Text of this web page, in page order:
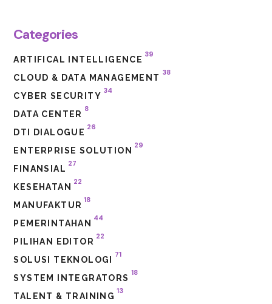
Categories
ARTIFICAL INTELLIGENCE
39
CLOUD & DATA MANAGEMENT
38
CYBER SECURITY
34
DATA CENTER
8
DTI DIALOGUE
26
ENTERPRISE SOLUTION
29
FINANSIAL
27
KESEHATAN
22
MANUFAKTUR
18
PEMERINTAHAN
44
PILIHAN EDITOR
22
SOLUSI TEKNOLOGI
71
SYSTEM INTEGRATORS
18
TALENT & TRAINING
13